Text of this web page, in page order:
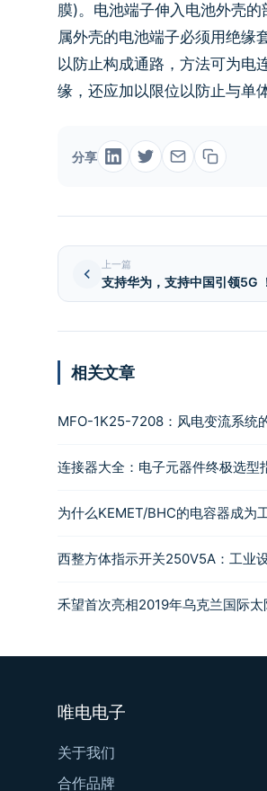
膜)。电池端子伸入电池外壳
属外壳的电池端子必须用绝缘
以防止构成通路，方法可为电
缘，还应加以限位以防止与单
分享
上一篇
支持华为，支持中国引领5G
相关文章
MFO-1K25-7208：风电变流系统
连接器大全：电子元器件终极选型
为什么KEMET/BHC的电容器成为
西整方体指示开关250V5A：工业
禾望首次亮相2019年乌克兰国际太
唯电电子
关于我们
合作品牌